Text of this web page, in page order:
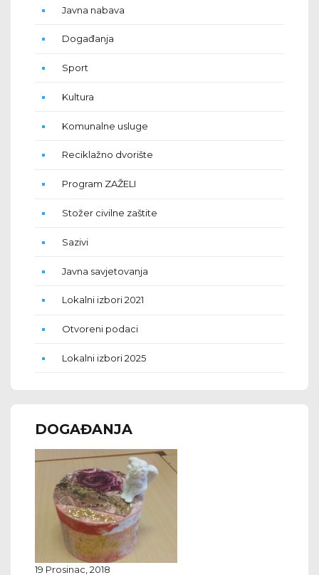
Javna nabava
Događanja
Sport
Kultura
Komunalne usluge
Reciklažno dvorište
Program ZAŽELI
Stožer civilne zaštite
Sazivi
Javna savjetovanja
Lokalni izbori 2021
Otvoreni podaci
Lokalni izbori 2025
DOGAĐANJA
19 Prosinac, 2018